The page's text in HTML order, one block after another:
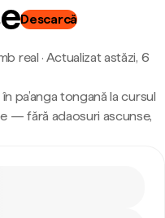
Descarcă
real · Actualizat astăzi, 6
pa’anga tongană la cursul
— fără adaosuri ascunse,